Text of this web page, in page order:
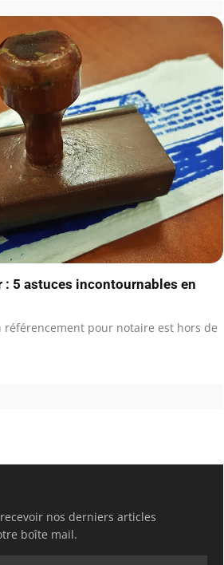
: 5 astuces incontournables en
référencement pour notaire est hors de
nos derniers articles
boîte mail.